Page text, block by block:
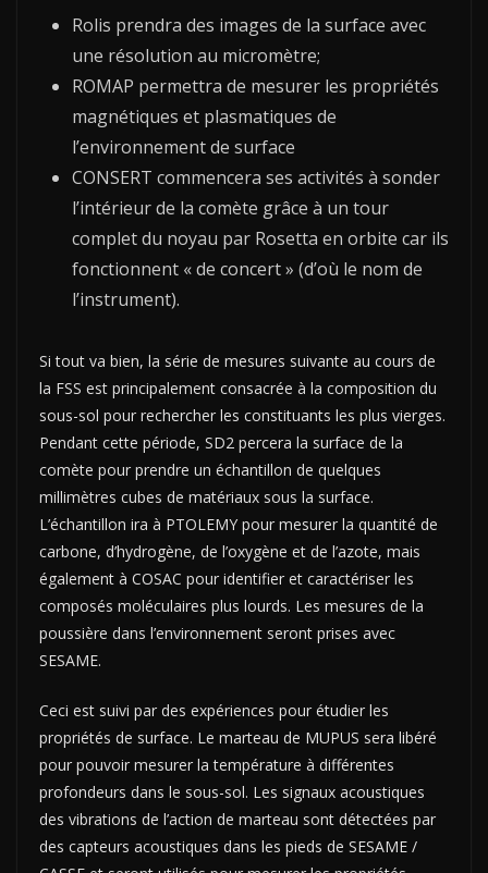
Rolis prendra des images de la surface avec
une résolution au micromètre;
ROMAP permettra de mesurer les propriétés
magnétiques et plasmatiques de
l’environnement de surface
CONSERT commencera ses activités à sonder
l’intérieur de la comète grâce à un tour
complet du noyau par Rosetta en orbite car ils
fonctionnent « de concert » (d’où le nom de
l’instrument).
Si tout va bien, la série de mesures suivante au cours de
la FSS est principalement consacrée à la composition du
sous-sol pour rechercher les constituants les plus vierges.
Pendant cette période, SD2 percera la surface de la
comète pour prendre un échantillon de quelques
millimètres cubes de matériaux sous la surface.
L’échantillon ira à PTOLEMY pour mesurer la quantité de
carbone, d’hydrogène, de l’oxygène et de l’azote, mais
également à COSAC pour identifier et caractériser les
composés moléculaires plus lourds. Les mesures de la
poussière dans l’environnement seront prises avec
SESAME.
Ceci est suivi par des expériences pour étudier les
propriétés de surface. Le marteau de MUPUS sera libéré
pour pouvoir mesurer la température à différentes
profondeurs dans le sous-sol. Les signaux acoustiques
des vibrations de l’action de marteau sont détectées par
des capteurs acoustiques dans les pieds de SESAME /